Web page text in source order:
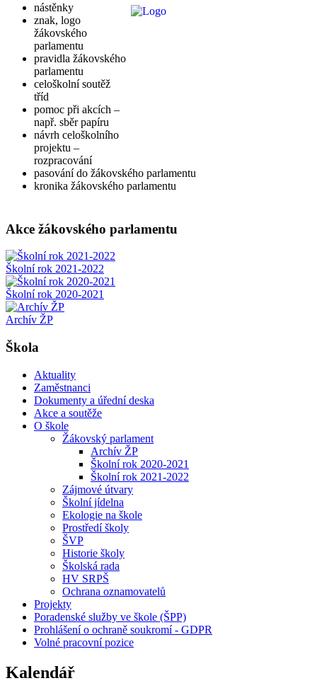
nástěnky
znak, logo
žákovského
parlamentu
pravidla žákovského
parlamentu
celoškolní soutěž
tříd
pomoc při akcích –
např. sběr papíru
návrh celoškolního
projektu –
rozpracování
pasování do žákovského parlamentu
kronika žákovského parlamentu
Akce žákovského parlamentu
Školní rok 2021-2022
Školní rok 2020-2021
Archív ŽP
Škola
Aktuality
Zaměstnanci
Dokumenty a úřední deska
Akce a soutěže
O škole
Žákovský parlament
Archív ŽP
Školní rok 2020-2021
Školní rok 2021-2022
Zájmové útvary
Školní jídelna
Ekologie na škole
Prostředí školy
ŠVP
Historie školy
Školská rada
HV SRPŠ
Ochrana oznamovatelů
Projekty
Poradenské služby ve škole (ŠPP)
Prohlášení o ochraně soukromí - GDPR
Volné pracovní pozice
Kalendář